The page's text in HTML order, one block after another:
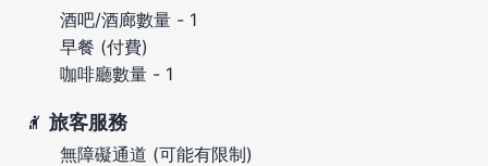
酒吧/酒廊數量 - 1
早餐 (付費)
咖啡廳數量 - 1
旅客服務
無障礙通道 (可能有限制)